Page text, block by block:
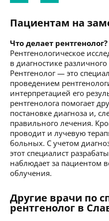
Пациентам на
Что делает рентгенолог?
Рентгенологическое
в диагностике
Рентгенолог — это
проведением
интерпретацией его
рентгенолога помогает
постановке диагноза и,
правильного лечения.
проводит и лучевую
больных. С учетом
этот специалист
наблюдает за пациентом
облучения.
Другие врачи по
рентгенолог в